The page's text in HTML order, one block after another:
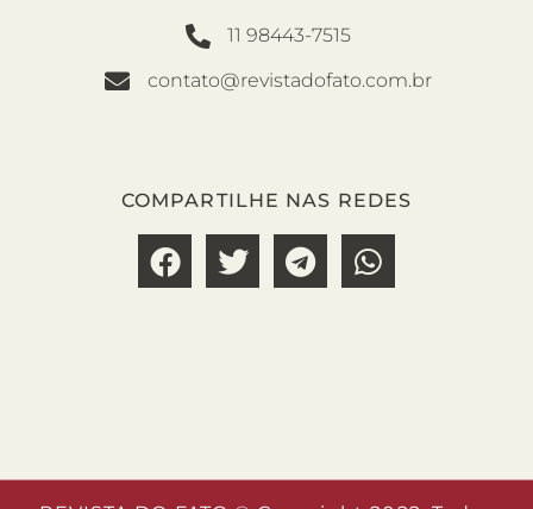
11 98443-7515
contato@revistadofato.com.br
COMPARTILHE NAS REDES